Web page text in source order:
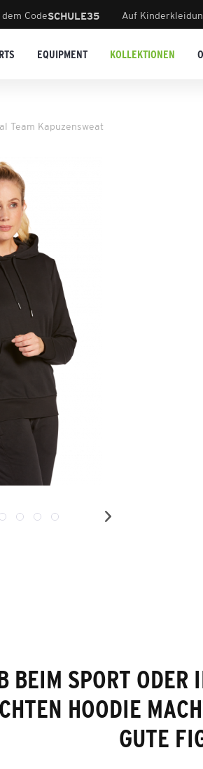
CodeSCHULE35 Auf
EQUIPMENT KOLLEKTIONEN
Team Kapuzensweat
BEIM SPORT ODER
HOODIE
GUTE